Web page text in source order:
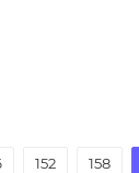
152 158